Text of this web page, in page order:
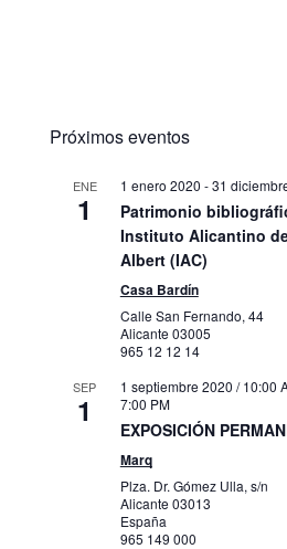
Próximos eventos
ENE
1
1 enero 2020 -31
Patrimonio
Instituto Alicantino
Albert (IAC)
Casa Bardín
Calle San Fernando, 44
Alicante 03005
965 12 12 14
SEP
1
1 septiembre 2020 / 10:00
7:00 PM
EXPOSICIÓN
Marq
Plza. Dr. Gómez Ulla, s/n
Alicante 03013
España
965 149 000